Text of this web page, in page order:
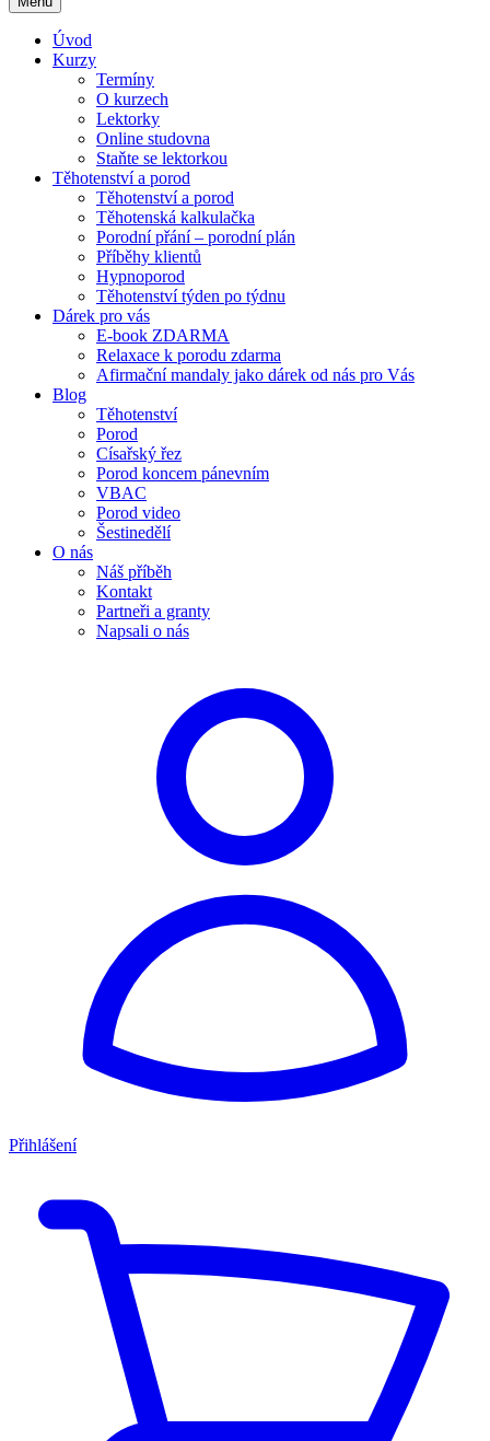
Úvod
Kurzy
Termíny
O kurzech
Lektorky
Online studovna
Staňte se lektorkou
Těhotenství a porod
Těhotenství a porod
Těhotenská kalkulačka
Porodní přání – porodní plán
Příběhy klientů
Hypnoporod
Těhotenství týden po týdnu
Dárek pro vás
E-book ZDARMA
Relaxace k porodu zdarma
Afirmační mandaly jako dárek od nás pro Vás
Blog
Těhotenství
Porod
Císařský řez
Porod koncem pánevním
VBAC
Porod video
Šestinedělí
O nás
Náš příběh
Kontakt
Partneři a granty
Napsali o nás
Přihlášení